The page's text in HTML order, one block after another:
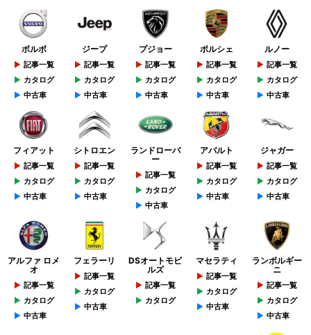
ボルボ
記事一覧
カタログ
中古車
ジープ
記事一覧
カタログ
中古車
プジョー
記事一覧
カタログ
中古車
ポルシェ
記事一覧
カタログ
中古車
ルノー
記事一覧
カタログ
中古車
フィアット
記事一覧
カタログ
中古車
シトロエン
記事一覧
カタログ
中古車
ランドローバ
ー
記事一覧
カタログ
中古車
アバルト
記事一覧
カタログ
中古車
ジャガー
記事一覧
カタログ
中古車
アルファ ロメ
オ
記事一覧
カタログ
中古車
フェラーリ
記事一覧
カタログ
中古車
DSオートモビ
ルズ
記事一覧
カタログ
マセラティ
記事一覧
カタログ
中古車
ランボルギー
ニ
記事一覧
カタログ
中古車